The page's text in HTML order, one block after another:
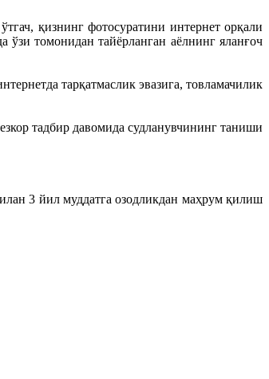
қизнинг фотосуратини интернет орқали
томонидан тайёрланган аёлнинг яланғоч
тарқатмаслик эвазига, товламачилик
тадбир давомида судланувчининг таниши
3 йил муддатга озодликдан маҳрум қилиш